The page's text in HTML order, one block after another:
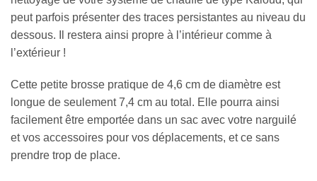
peut parfois présenter des traces persistantes au niveau du
dessous. Il restera ainsi propre à l’intérieur comme à
l’extérieur !
Cette petite brosse pratique de 4,6 cm de diamètre est
longue de seulement 7,4 cm au total. Elle pourra ainsi
facilement être emportée dans un sac avec votre narguilé
et vos accessoires pour vos déplacements, et ce sans
prendre trop de place.